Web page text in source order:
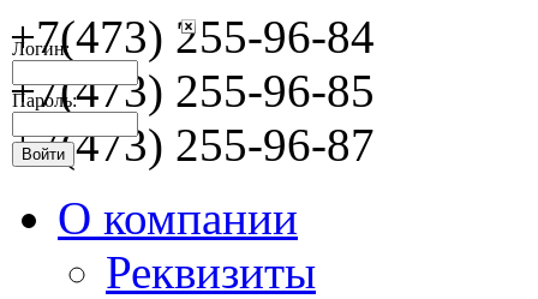
Логин:
Пароль:
+7(473) 255-96-84
+7(473) 255-96-85
+7(473) 255-96-87
О компании
Реквизиты